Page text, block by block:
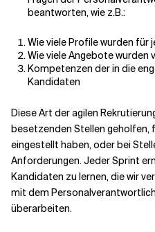
beantworten, wie z.B.:
Wie viele Profile wurden
Wie viele Angebote
Kompetenzen der in die
Kandidaten
Diese Art der agilen
besetzenden Stellen geholfen,
eingestellt haben, oder bei
Anforderungen. Jeder Sprint
Kandidaten zu lernen, die wir
mit dem
überarbeiten.